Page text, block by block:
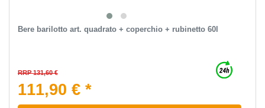
Bere barilotto art. quadrato + coperchio + rubinetto 60l
RRP 131,60 €
111,90 € *